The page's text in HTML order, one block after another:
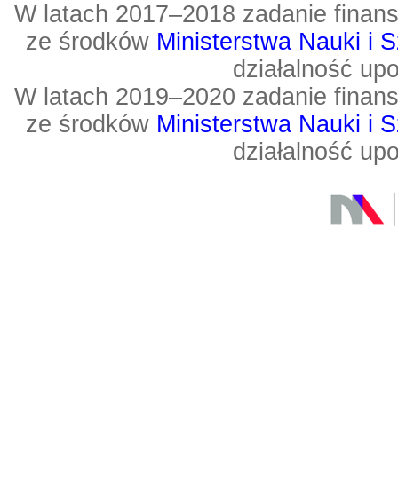
W latach 2017–2018 zadanie
ze środków Ministerstwa Nauki i
działalność
W latach 2019–2020 zadanie
ze środków Ministerstwa Nauki i
działalność